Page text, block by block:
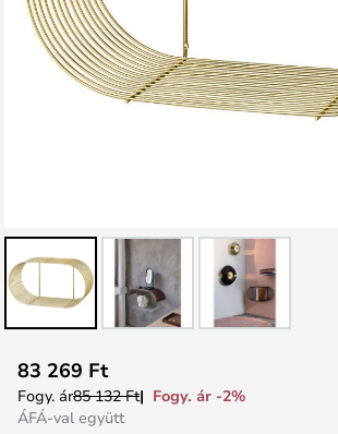
képgaléria
83 269 Ft
Fogy. ár85 132 Ft
Fogy. ár -2%
ÁFÁ-val együtt